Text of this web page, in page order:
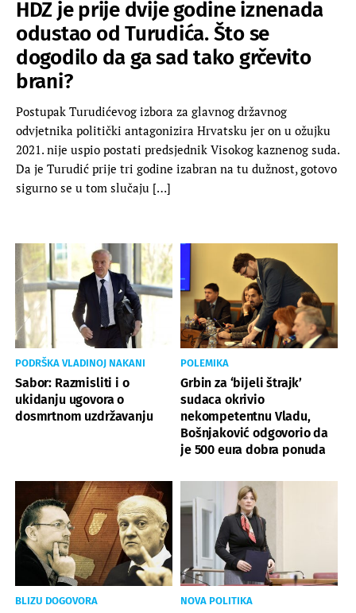
HDZ je prije dvije godine iznenada
odustao od Turudića. Što se
dogodilo da ga sad tako grčevito
brani?
Postupak Turudićevog izbora za glavnog državnog
odvjetnika politički antagonizira Hrvatsku jer on u ožujku
2021. nije uspio postati predsjednik Visokog kaznenog suda.
Da je Turudić prije tri godine izabran na tu dužnost, gotovo
sigurno se u tom slučaju […]
PODRŠKA VLADINOJ NAKANI
Sabor: Razmisliti i o
ukidanju ugovora o
dosmrtnom uzdržavanju
POLEMIKA
Grbin za ‘bijeli štrajk’
sudaca okrivio
nekompetentnu Vladu,
Bošnjaković odgovorio da
je 500 eura dobra ponuda
BLIZU DOGOVORA NOVA POLITIKA